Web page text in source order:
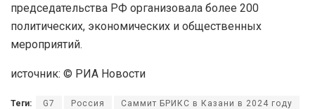
председательства РФ организовала более 200
политических, экономических и общественных
мероприятий.
источник: © РИА Новости
Теги: G7 Россия Саммит БРИКС в Казани в 2024 году